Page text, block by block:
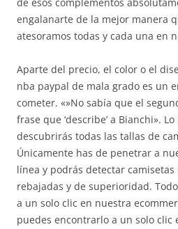
engalanarte de la mejor manera
atesoramos todas y cada una en
Aparte del precio, el color o el
nba paypal de mala grado es un
cometer. «»No sabía que el
frase que ‘describe’ a Bianchi».
descubrirás todas las tallas de
Únicamente has de penetrar a
línea y podrás detectar
rebajadas y de superioridad.
a un solo clic en nuestra
puedes encontrarlo a un solo clic